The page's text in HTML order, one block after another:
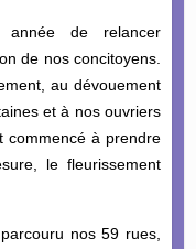
de relancer
de nos concitoyens.
au dévouement
et à nos ouvriers
commencé à prendre
le fleurissement
nos 59 rues,